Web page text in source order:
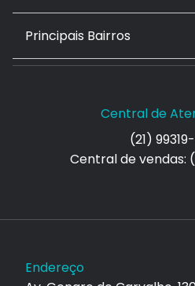
Principais Bairros
Central de
(21)
Central de vendas:
Endereço